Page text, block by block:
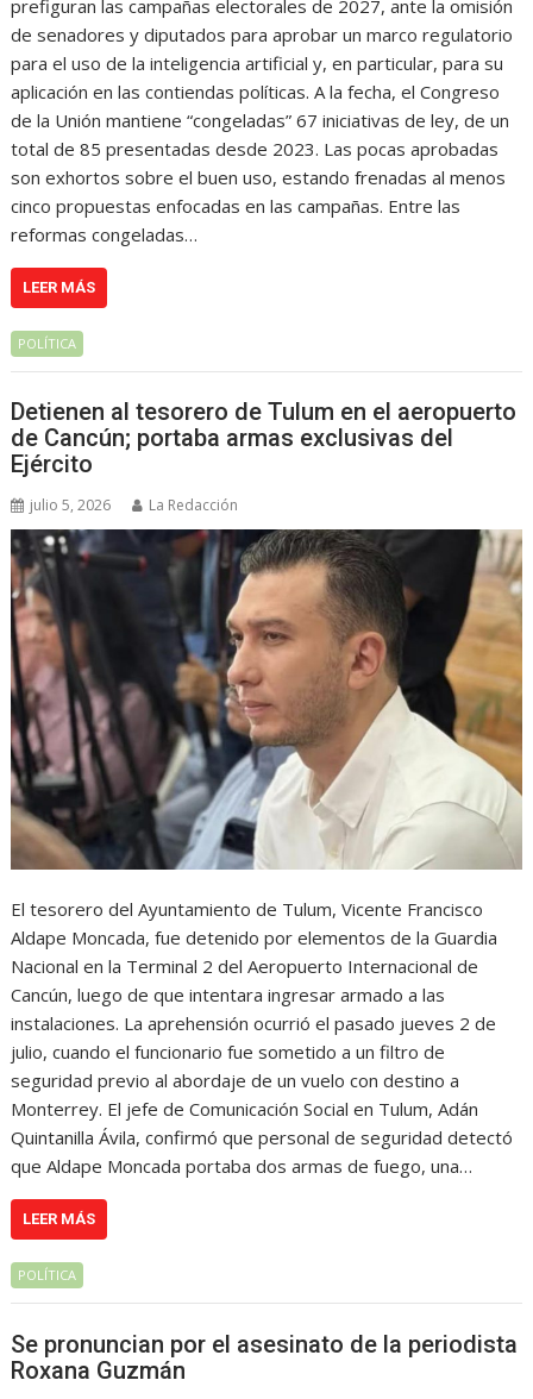
prefiguran las campañas electorales de 2027, ante la omisión
de senadores y diputados para aprobar un marco regulatorio
para el uso de la inteligencia artificial y, en particular, para su
aplicación en las contiendas políticas. A la fecha, el Congreso
de la Unión mantiene “congeladas” 67 iniciativas de ley, de un
total de 85 presentadas desde 2023. Las pocas aprobadas
son exhortos sobre el buen uso, estando frenadas al menos
cinco propuestas enfocadas en las campañas. Entre las
reformas congeladas…
LEER MÁS
POLÍTICA
Detienen al tesorero de Tulum en el aeropuerto
de Cancún; portaba armas exclusivas del
Ejército
julio 5, 2026 La Redacción
El tesorero del Ayuntamiento de Tulum, Vicente Francisco
Aldape Moncada, fue detenido por elementos de la Guardia
Nacional en la Terminal 2 del Aeropuerto Internacional de
Cancún, luego de que intentara ingresar armado a las
instalaciones. La aprehensión ocurrió el pasado jueves 2 de
julio, cuando el funcionario fue sometido a un filtro de
seguridad previo al abordaje de un vuelo con destino a
Monterrey. El jefe de Comunicación Social en Tulum, Adán
Quintanilla Ávila, confirmó que personal de seguridad detectó
que Aldape Moncada portaba dos armas de fuego, una…
LEER MÁS
POLÍTICA
Se pronuncian por el asesinato de la periodista
Roxana Guzmán